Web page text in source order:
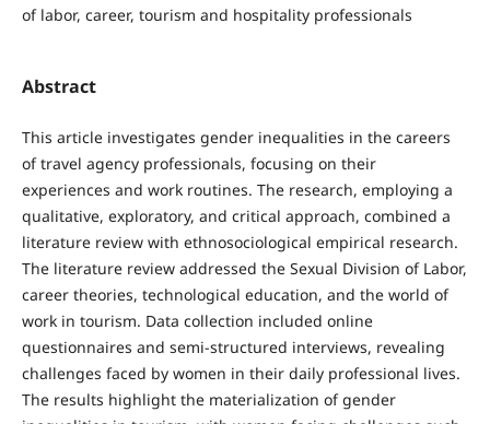
of labor, career, tourism and hospitality professionals
Abstract
This article investigates gender inequalities in the careers
of travel agency professionals, focusing on their
experiences and work routines. The research, employing a
qualitative, exploratory, and critical approach, combined a
literature review with ethnosociological empirical research.
The literature review addressed the Sexual Division of Labor,
career theories, technological education, and the world of
work in tourism. Data collection included online
questionnaires and semi-structured interviews, revealing
challenges faced by women in their daily professional lives.
The results highlight the materialization of gender